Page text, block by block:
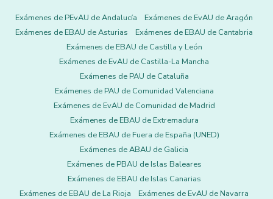
Exámenes de PEvAU de Andalucía
Exámenes de EvAU de Aragón
Exámenes de EBAU de Asturias
Exámenes de EBAU de Cantabria
Exámenes de EBAU de Castilla y León
Exámenes de EvAU de Castilla-La Mancha
Exámenes de PAU de Cataluña
Exámenes de PAU de Comunidad Valenciana
Exámenes de EvAU de Comunidad de Madrid
Exámenes de EBAU de Extremadura
Exámenes de EBAU de Fuera de España (UNED)
Exámenes de ABAU de Galicia
Exámenes de PBAU de Islas Baleares
Exámenes de EBAU de Islas Canarias
Exámenes de EBAU de La Rioja
Exámenes de EvAU de Navarra